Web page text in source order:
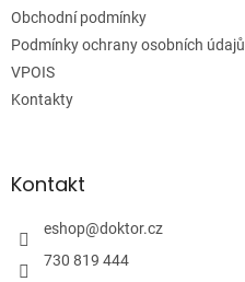
Obchodní podmínky
Podmínky ochrany osobních údajů
VPOIS
Kontakty
Kontakt
eshop@doktor.cz
730 819 444